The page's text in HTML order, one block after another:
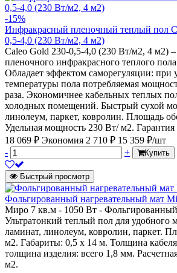
-15%
Инфракрасный пленочный теплый пол
0,5-4,0 (230 Вт/м2, 4 м2)
Caleo Gold 230-0,5-4,0 (230 Вт/м2, 4 м2)
пленочного инфракрасного теплого
Обладает эффектом саморегуляции: при
температуры пола потребляемая
раза. Экономичнее кабельных теплых
холодных помещений. Быстрый сухой
линолеум, паркет, ковролин. Площадь
Удельная мощность 230 Вт/ м2. Гарантия
18 069 ₽ Экономия 2 710 ₽ 15 359 ₽/шт
-
+ Купить
Быстрый просмотр
Фольгированный нагревательный мат
Миро 7 кв.м - 1050 Вт - Фольгированный
Ультратонкий теплый пол для удобного
ламинат, линолеум, ковролин, паркет.
м2. Габариты: 0,5 х 14 м. Толщина
толщина изделия: всего 1,8 мм.
м2.